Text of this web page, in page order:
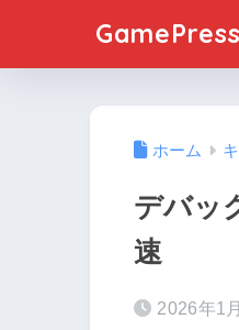
ホーム
デバッ
速
2026年1